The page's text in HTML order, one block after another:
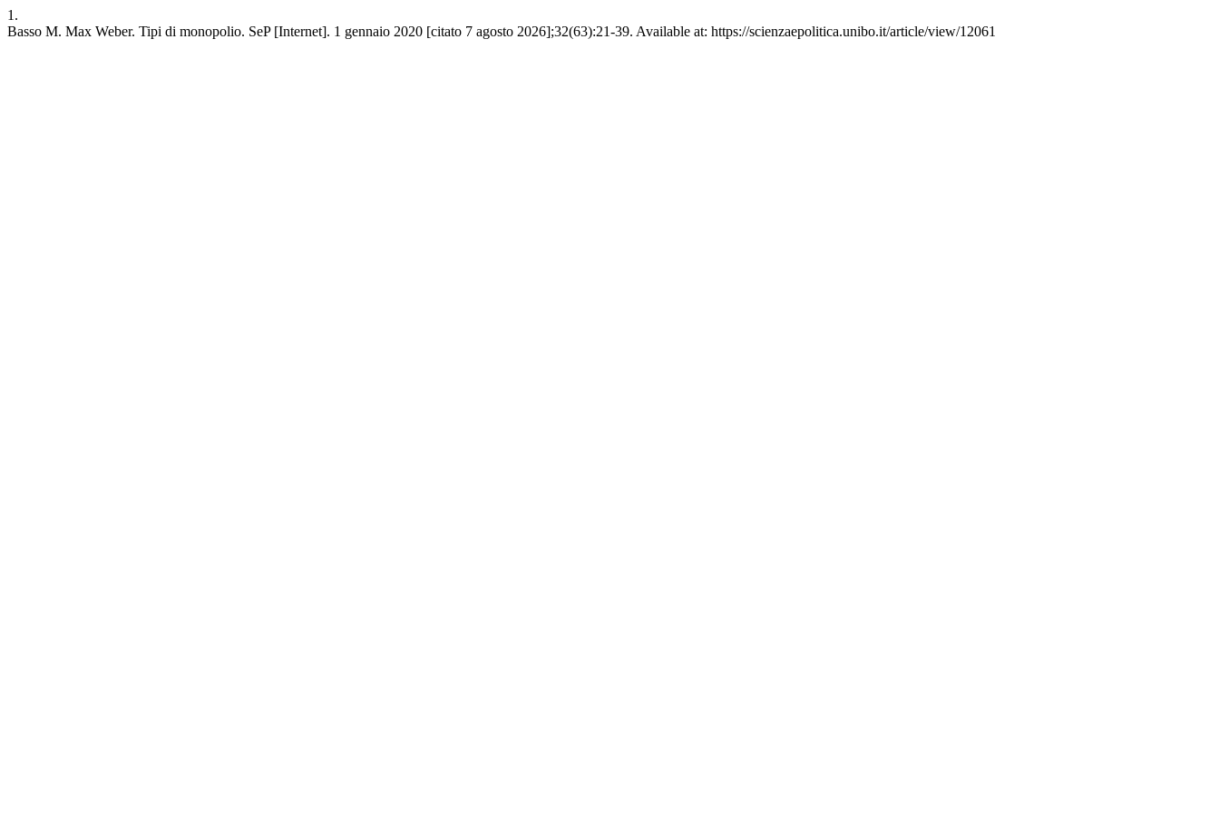
1.
Basso M. Max Weber. Tipi di monopolio. SeP [Internet]. 1 gennaio 2020 [citato 7 agosto 2026];32(63):21-39. Available at: https://scienzaepolitica.unibo.it/article/view/12061